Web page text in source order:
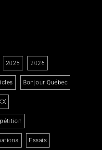
2025 2026
Bonjour Québec
Essais